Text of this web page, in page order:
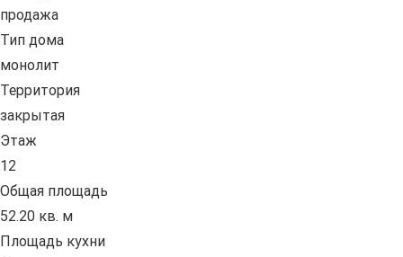
продажа
Тип дома
монолит
Территория
закрытая
Этаж
12
Общая площадь
52.20 кв. м
Площадь кухни